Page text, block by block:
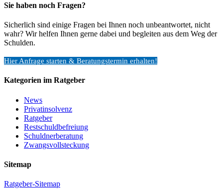
Sie haben noch Fragen?
Sicherlich sind einige Fragen bei Ihnen noch unbeantwortet, nicht
wahr? Wir helfen Ihnen gerne dabei und begleiten aus dem Weg der
Schulden.
Hier Anfrage starten & Beratungstermin erhalten!
Kategorien im Ratgeber
News
Privatinsolvenz
Ratgeber
Restschuldbefreiung
Schuldnerberatung
Zwangsvollsteckung
Sitemap
Ratgeber-Sitemap